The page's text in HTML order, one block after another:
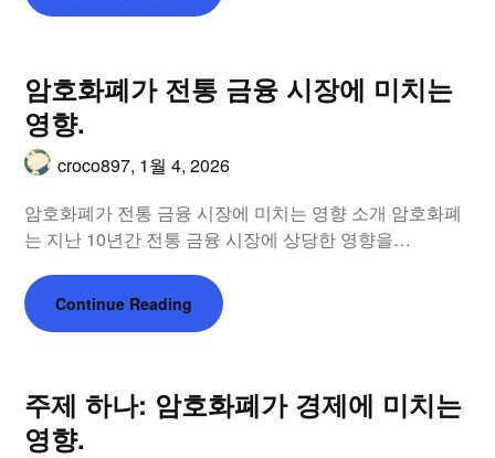
암호화폐가 전통 금융 시장에 미치는
영향.
croco897, 1월 4, 2026
암호화폐가 전통 금융 시장에 미치는 영향 소개 암호화폐
는 지난 10년간 전통 금융 시장에 상당한 영향을…
Continue Reading
주제 하나: 암호화폐가 경제에 미치는
영향.